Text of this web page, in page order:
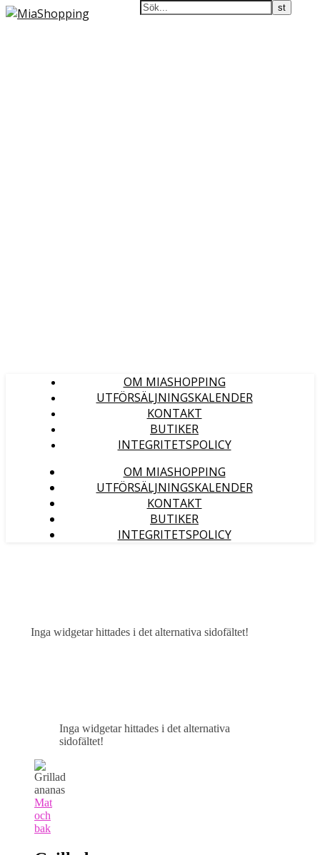
OM MIASHOPPING
UTFÖRSÄLJNINGSKALENDER
KONTAKT
BUTIKER
INTEGRITETSPOLICY
OM MIASHOPPING
UTFÖRSÄLJNINGSKALENDER
KONTAKT
BUTIKER
INTEGRITETSPOLICY
Inga widgetar hittades i det alternativa sidofältet!
Inga widgetar hittades i det alternativa
sidofältet!
Mat
och
bak